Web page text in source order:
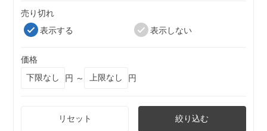
売り切れ
表示する
表示しない
価格
円 ～
円
リセット 絞り込む